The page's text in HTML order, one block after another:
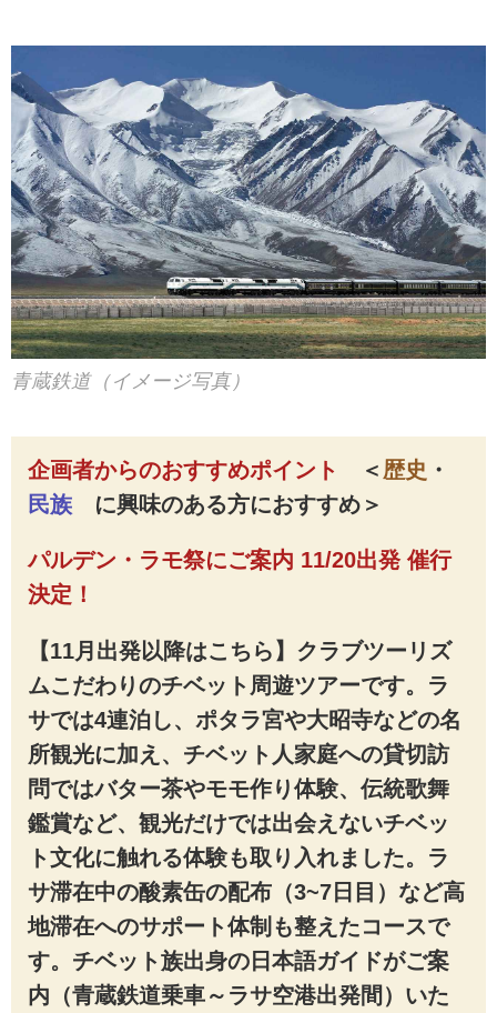
青蔵鉄道（イメージ写真）
企画者からのおすすめポイント ＜ 歴史 ・
民族
に興味のある方におすすめ＞
パルデン・ラモ祭にご案内 11/20出発 催行
決定！
【11月出発以降はこちら】クラブツーリズ
ムこだわりのチベット周遊ツアーです。ラ
サでは4連泊し、ポタラ宮や大昭寺などの名
所観光に加え、チベット人家庭への貸切訪
問ではバター茶やモモ作り体験、伝統歌舞
鑑賞など、観光だけでは出会えないチベッ
ト文化に触れる体験も取り入れました。ラ
サ滞在中の酸素缶の配布（3~7日目）など高
地滞在へのサポート体制も整えたコースで
す。チベット族出身の日本語ガイドがご案
内（青蔵鉄道乗車～ラサ空港出発間）いた